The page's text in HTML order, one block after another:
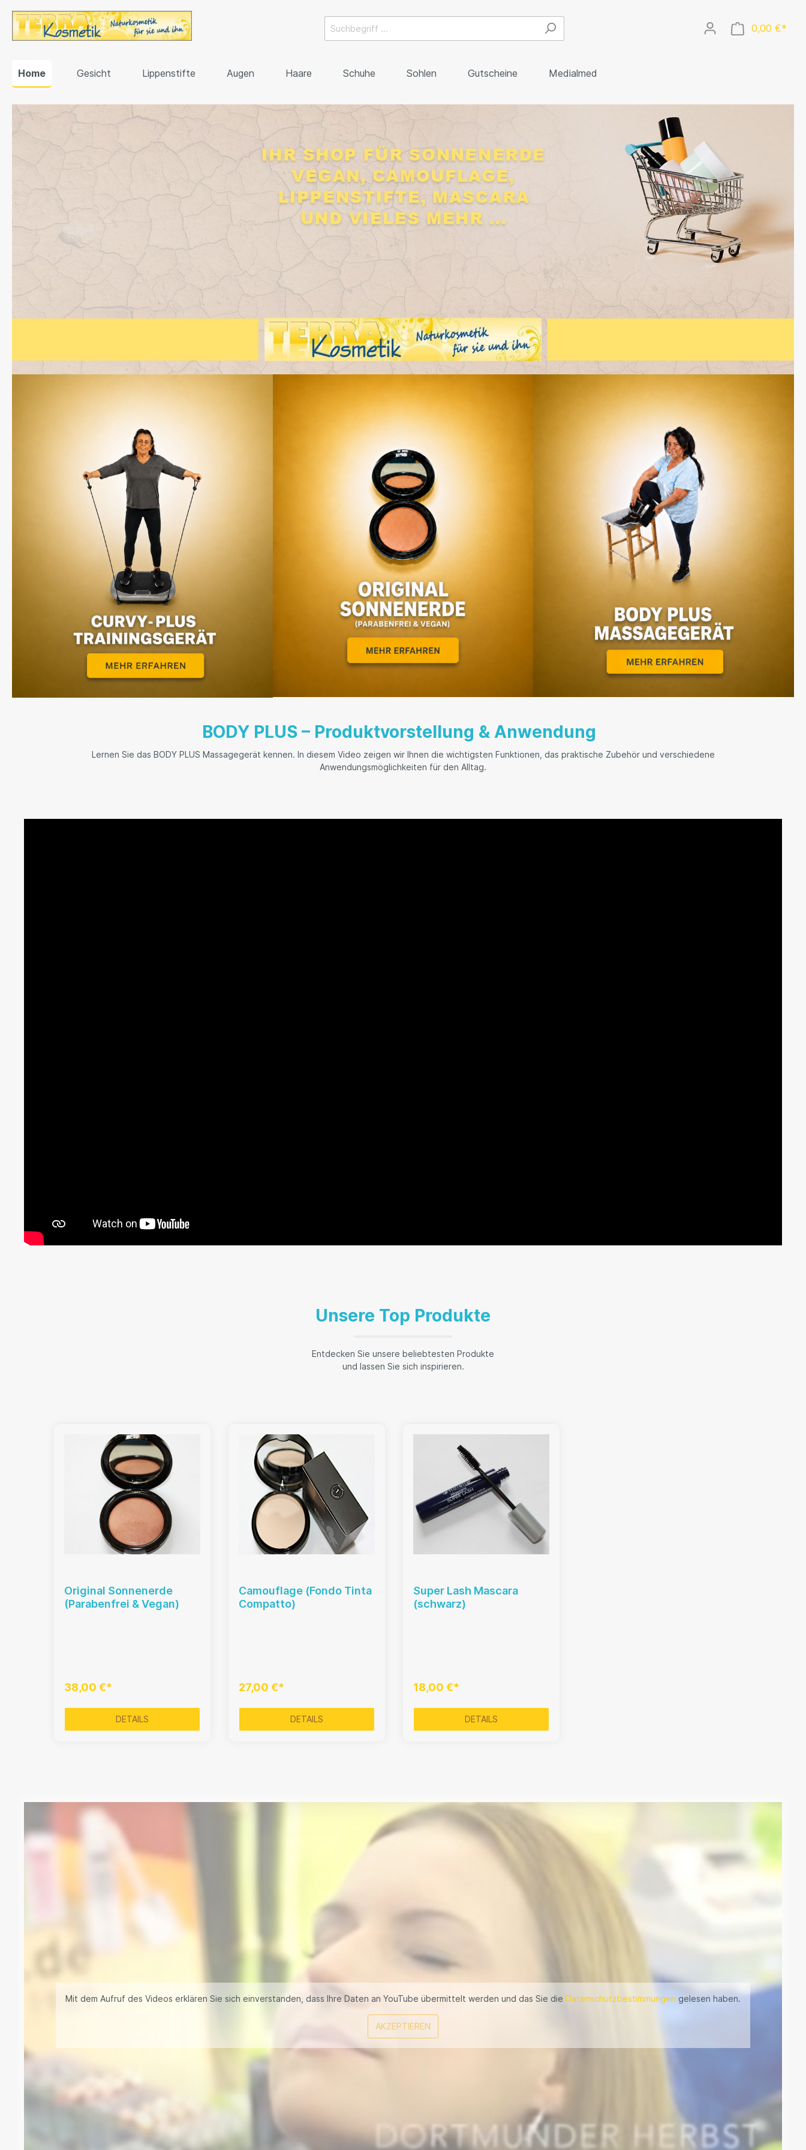
0,00 €*
Home Gesicht Lippenstifte Augen Haare Schuhe Sohlen Gutscheine Medialmed
BODY PLUS – Produktvorstellung & Anwendung
Lernen Sie das BODY PLUS Massagegerät kennen. In diesem Video zeigen wir Ihnen die wichtigsten Funktionen, das praktische Zubehör und verschiedene
Anwendungsmöglichkeiten für den Alltag.
Unsere Top Produkte
Entdecken Sie unsere beliebtesten Produkte
und lassen Sie sich inspirieren.
Original Sonnenerde
(Parabenfrei & Vegan)
38,00 €*
DETAILS
Camouflage (Fondo Tinta
Compatto)
27,00 €*
DETAILS
Super Lash Mascara
(schwarz)
18,00 €*
DETAILS
Mit dem Aufruf des Videos erklären Sie sich einverstanden, dass Ihre Daten an YouTube übermittelt werden und das Sie die Datenschutzbestimmungen gelesen haben.
AKZEPTIEREN